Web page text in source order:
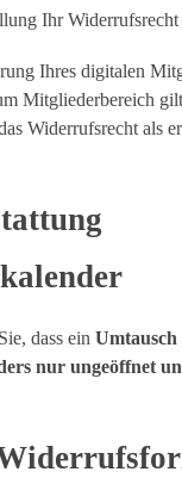
Ihr
Ihres digitalen
Mitgliederbereich
Widerrufsrecht als
dass ein Umtausch
nur ungeöffnet